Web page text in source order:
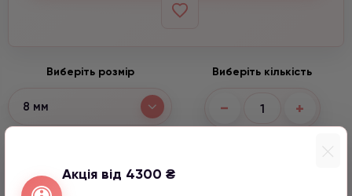
Акція від 4300 ₴
Виберіть розмір
8 мм
Виберіть кількість
− +
Лунниця з натурального каміння